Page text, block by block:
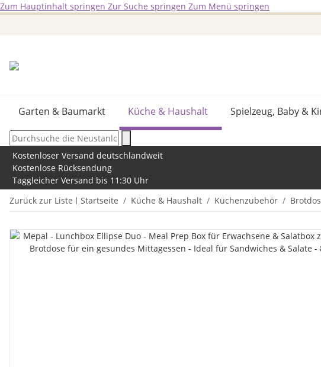
Zum Hauptinhalt springen Zur Suche springen Zum Menü springen
Garten & Baumarkt Küche & Haushalt Spielzeug, Baby &
Kostenloser Versand deutschlandweit
Kostenlose Rücksendung
Taggleicher Versand bis 11:30 Uhr
Zurück zur Liste
Startseite Küche & Haushalt Küchenzubehör